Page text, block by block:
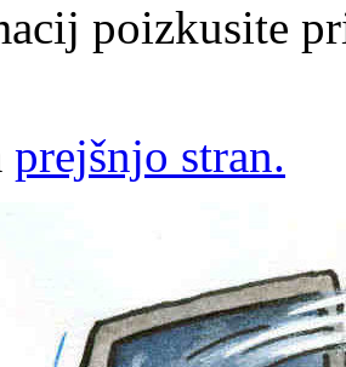
poizkusite
prejšnjo stran.